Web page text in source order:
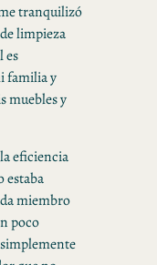
tranquilizó
limpieza
es
familia y
muebles y
eficiencia
estaba
miembro
poco